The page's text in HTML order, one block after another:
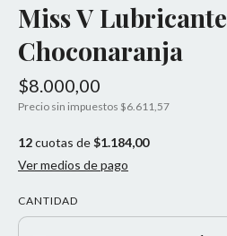
Miss V Lubricante
Choconaranja
$8.000,00
Precio sin impuestos $6.611,57
12cuotas de$1.184,00
Ver medios de pago
CANTIDAD